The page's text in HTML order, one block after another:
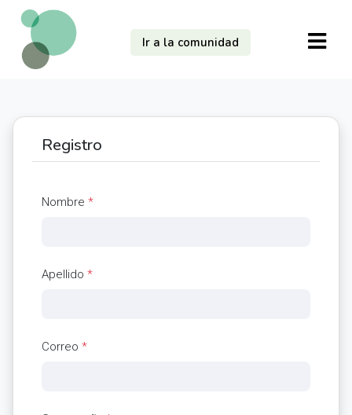
Ir a la comunidad
Registro
Nombre *
Apellido *
Correo *